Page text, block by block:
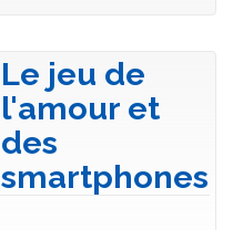
Le jeu de
l'amour et
des
smartphones